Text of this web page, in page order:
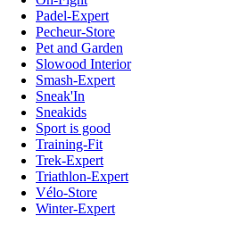
Padel-Expert
Pecheur-Store
Pet and Garden
Slowood Interior
Smash-Expert
Sneak'In
Sneakids
Sport is good
Training-Fit
Trek-Expert
Triathlon-Expert
Vélo-Store
Winter-Expert